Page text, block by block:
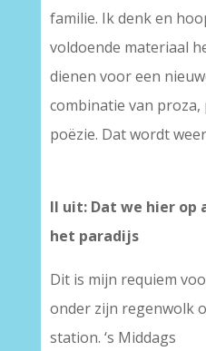
familie. Ik denk en
voldoende materiaal
dienen voor een
combinatie van
poëzie. Dat wordt
II uit: Dat we hier op
het paradijs
Dit is mijn requiem
onder zijn regenwolk
station. ‘s Middags